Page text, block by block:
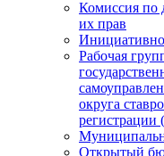
Комиссия по
их прав
Рабочая
округа
регистрации
Открытый